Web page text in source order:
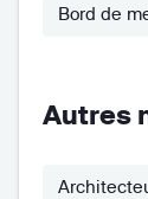
Bord de
Autres